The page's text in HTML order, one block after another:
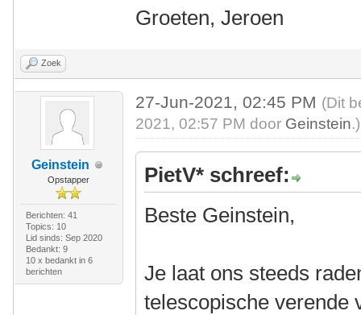
Groeten, Jeroen
Zoek
Geinstein
Opstapper
Berichten: 41
Topics: 10
Lid sinds: Sep 2020
Bedankt: 9
10 x bedankt in 6
berichten
27-Jun-2021, 02:45 PM (Dit
2021, 02:57 PM door Geinstein.)
PietV* schreef:
Beste Geinstein,
Je laat ons steeds
telescopische verende